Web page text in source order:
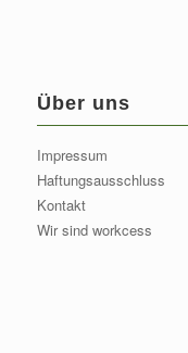
Über uns
Impressum
Haftungsausschluss
Kontakt
Wir sind workcess